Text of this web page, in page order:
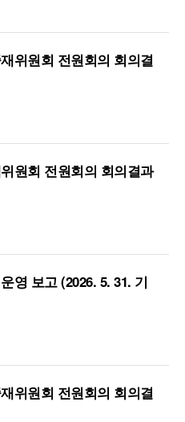
위원회 전원회의 회의결
원회 전원회의 회의결과
영 보고 (2026. 5. 31. 기
위원회 전원회의 회의결